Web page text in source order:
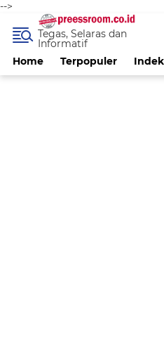
-->
Home Terpopuler
Tegas, Selaras dan
Informatif